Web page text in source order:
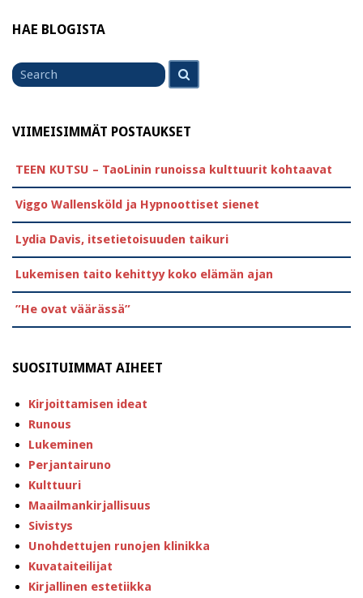
HAE BLOGISTA
Search
for
VIIMEISIMMÄT POSTAUKSET
TEEN KUTSU – TaoLinin runoissa kulttuurit kohtaavat
Viggo Wallensköld ja Hypnoottiset sienet
Lydia Davis, itsetietoisuuden taikuri
Lukemisen taito kehittyy koko elämän ajan
”He ovat väärässä”
SUOSITUIMMAT AIHEET
Kirjoittamisen ideat
Runous
Lukeminen
Perjantairuno
Kulttuuri
Maailmankirjallisuus
Sivistys
Unohdettujen runojen klinikka
Kuvataiteilijat
Kirjallinen estetiikka